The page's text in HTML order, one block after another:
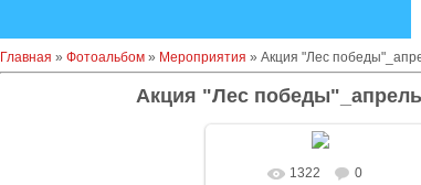
Главная » Фотоальбом » Мероприятия » Акция "Лес
Акция "Лес победы"_апрель
В реальном размере
1322 0